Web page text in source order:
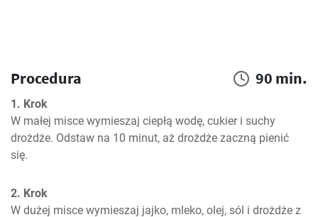
Procedura 90 min.
1. Krok
W małej misce wymieszaj ciepłą wodę, cukier i suchy
drożdże. Odstaw na 10 minut, aż drożdże zaczną pienić
się.
2. Krok
W dużej misce wymieszaj jajko, mleko, olej, sól i drożdże z